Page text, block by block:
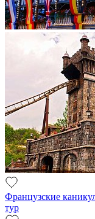
Французские
тур